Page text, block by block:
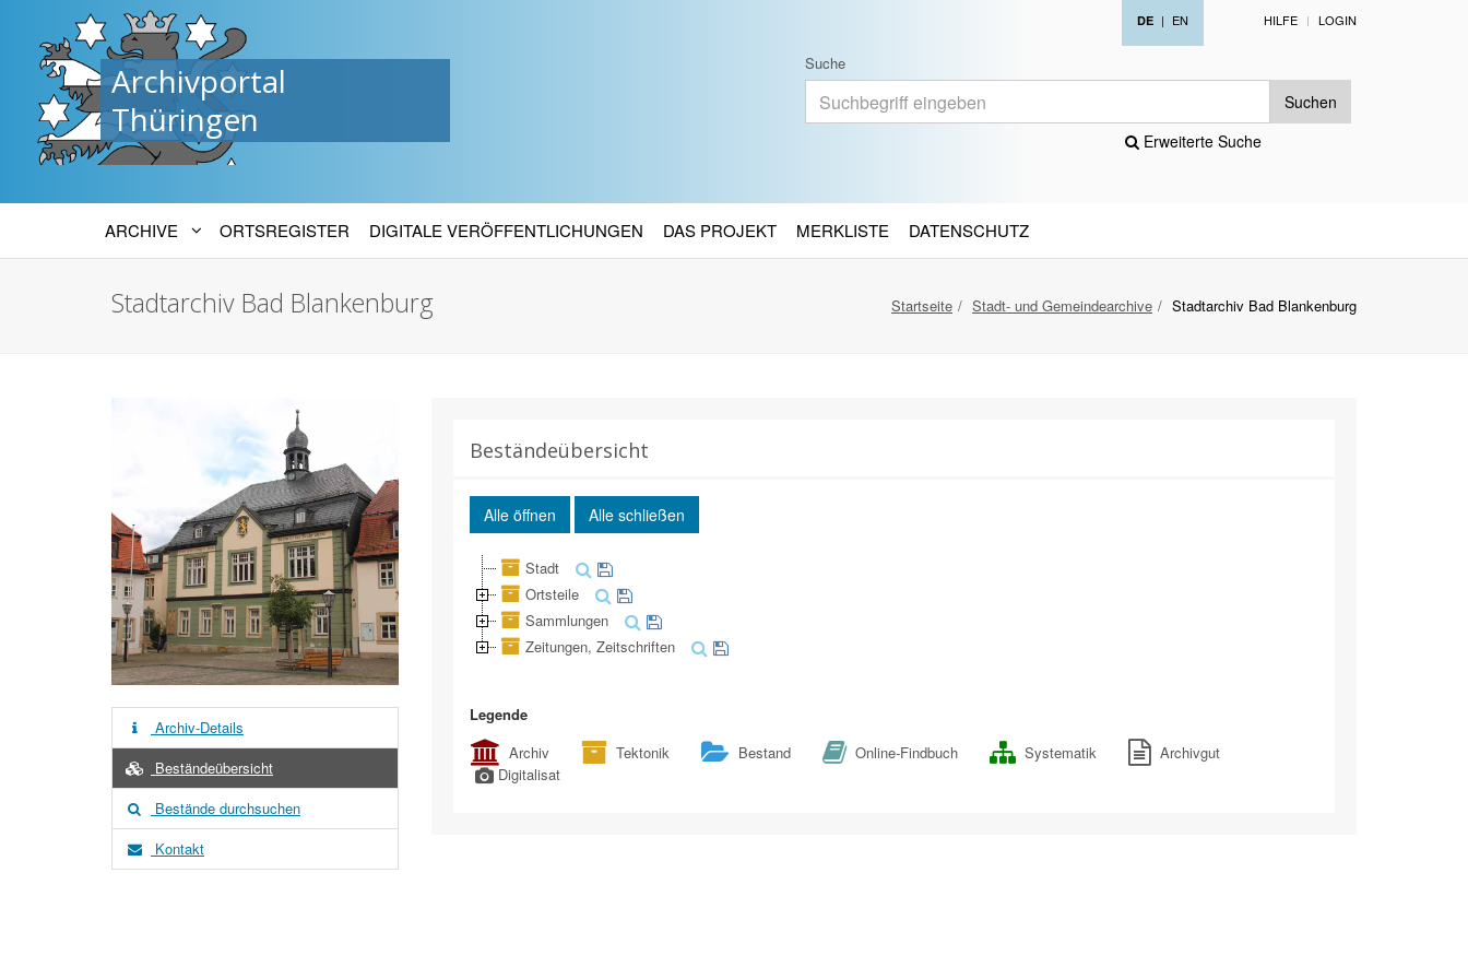
Archivportal
Thüringen
DE | EN HILFE LOGIN
Suche
Suchen
Erweiterte Suche
ARCHIVE ORTSREGISTER DIGITALE VERÖFFENTLICHUNGEN DAS PROJEKT MERKLISTE DATENSCHUTZ
Startseite Stadt- und Gemeindearchive Stadtarchiv Bad Blankenburg
Stadtarchiv Bad Blankenburg
Archiv-Details
Beständeübersicht
Bestände durchsuchen
Kontakt
Beständeübersicht
Alle öffnen Alle schließen
Stadt
Ortsteile
Sammlungen
Zeitungen, Zeitschriften
Legende
Archiv
Tektonik Bestand Online-Findbuch Systematik
Archivgut
Digitalisat